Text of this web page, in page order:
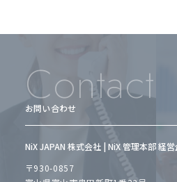
Contact
お問い合わせ
NiX JAPAN 株式会社 | NiX 管理本部 経
〒930-0857